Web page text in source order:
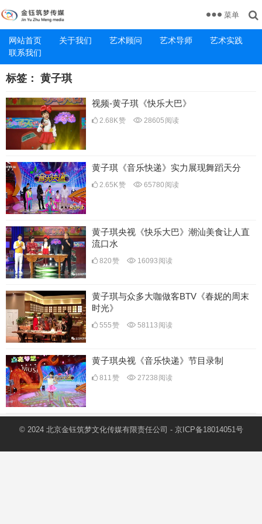
网站首页 关于我们 艺术顾问 艺术导师
艺术实践
联系我们
菜单
标签： 黄子琪
视频-黄子琪《快乐大巴》
2.68K赞 28605 阅读
黄子琪《音乐快递》实力展现舞蹈天分
2.65K赞 65780 阅读
黄子琪央视《快乐大巴》潮汕美食让人直
流口水
820赞 16093 阅读
黄子琪与众多大咖做客BTV《春妮的周末
时光》
555赞 58113 阅读
黄子琪央视《音乐快递》节目录制
811赞 27238 阅读
© 2024 北京金钰筑梦文化传媒有限责任公司 - 京ICP备18014051号